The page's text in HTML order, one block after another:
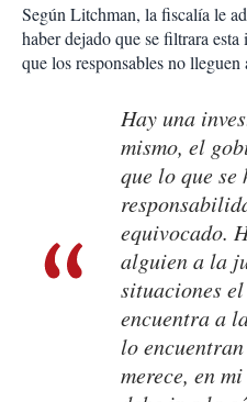
Según Litchman, la fiscalía le
haber dejado que se filtrara
que los responsables no lleguen
Hay una
mismo, el
que lo que se
equivocado.
alguien a la
situaciones
encuentra a
lo
merece, en